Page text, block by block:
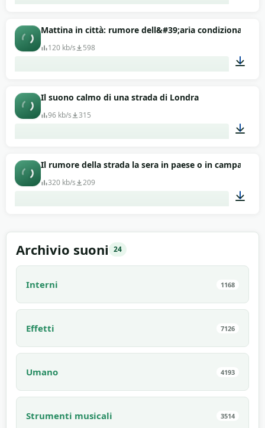
00:21
Mattina in città: rumore dell&#39;aria condizionata e
120 kb/s 598
Il suono calmo di una strada di Londra
96 kb/s 315
02:02
Il rumore della strada la sera in paese o in campagna
320 kb/s 209
Archivio suoni 24
Interni 1168
Effetti 7126
Umano 4193
Strumenti musicali 3514